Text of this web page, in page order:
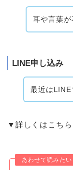
耳や言葉
LINE申し込み
最近はLINE
▼詳しくはこち